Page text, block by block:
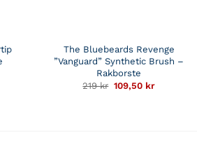
The Bluebeards Revenge
”Vanguard” Synthetic Brush –
Rakborste
219kr Det
109,50 krDet